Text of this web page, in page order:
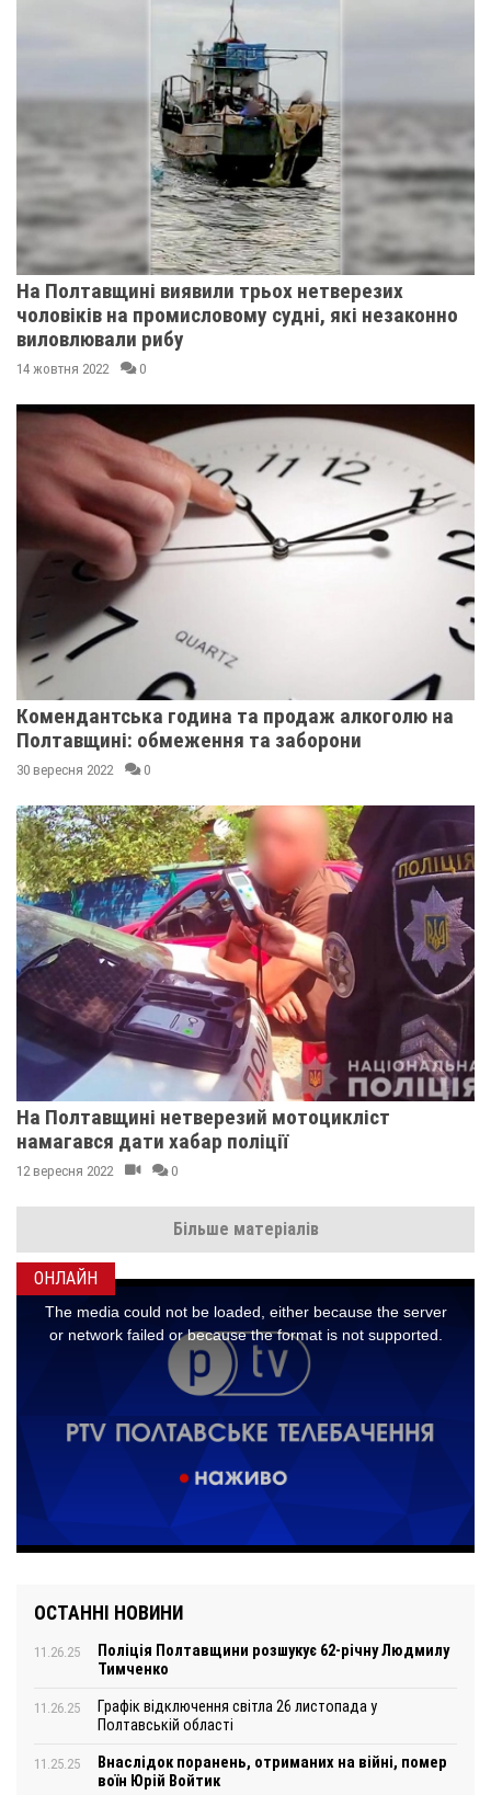
ОНЛАЙН
ОСТАННІ НОВИНИ
11.26.25
Поліція Полтавщини розшукує 62-річну Людмилу
Тимченко
11.26.25
Графік відключення світла 26 листопада у
Полтавській області
11.25.25
Внаслідок поранень, отриманих на війні, помер
воїн Юрій Войтик
На Полтавщині виявили трьох нетверезих
чоловіків на промисловому судні, які незаконно
виловлювали рибу
14 жовтня 2022 0
Комендантська година та продаж алкоголю на
Полтавщині: обмеження та заборони
30 вересня 2022 0
На Полтавщині нетверезий мотоцикліст
намагався дати хабар поліції
12 вересня 2022 0
Більше матеріалів